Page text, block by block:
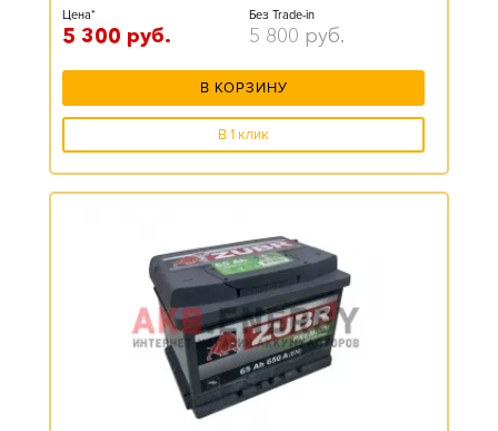
Цена*
5 300 руб.
Без Trade-in
5 800 руб.
В КОРЗИНУ
В 1 клик